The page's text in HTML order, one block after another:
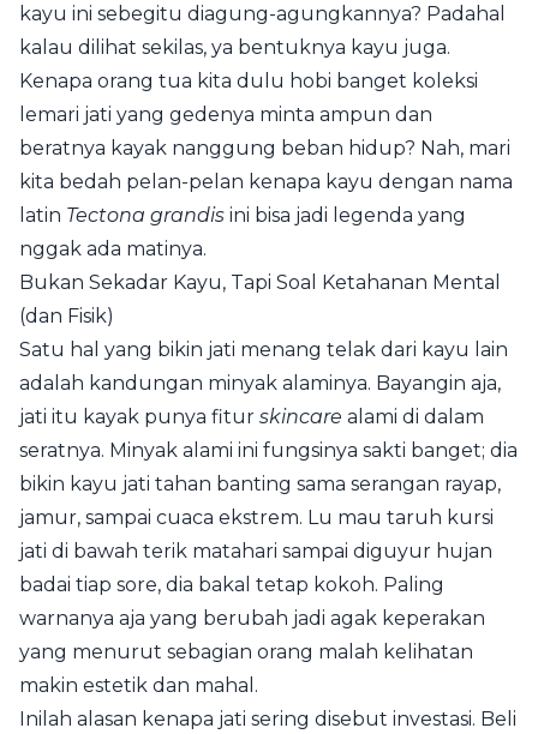
kayu ini sebegitu diagung-agungkannya? Padahal
kalau dilihat sekilas, ya bentuknya kayu juga.
Kenapa orang tua kita dulu hobi banget koleksi
lemari jati yang gedenya minta ampun dan
beratnya kayak nanggung beban hidup? Nah, mari
kita bedah pelan-pelan kenapa kayu dengan nama
latin Tectona grandis ini bisa jadi legenda yang
nggak ada matinya.
Bukan Sekadar Kayu, Tapi Soal Ketahanan Mental
(dan Fisik)
Satu hal yang bikin jati menang telak dari kayu lain
adalah kandungan minyak alaminya. Bayangin aja,
jati itu kayak punya fitur skincare alami di dalam
seratnya. Minyak alami ini fungsinya sakti banget; dia
bikin kayu jati tahan banting sama serangan rayap,
jamur, sampai cuaca ekstrem. Lu mau taruh kursi
jati di bawah terik matahari sampai diguyur hujan
badai tiap sore, dia bakal tetap kokoh. Paling
warnanya aja yang berubah jadi agak keperakan
yang menurut sebagian orang malah kelihatan
makin estetik dan mahal.
Inilah alasan kenapa jati sering disebut investasi. Beli